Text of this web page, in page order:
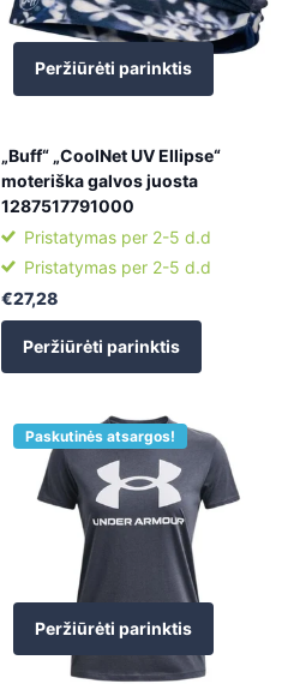
Peržiūrėti parinktis
„Buff“ „CoolNet UV Ellipse“
moteriška galvos juosta
1287517791000
Pristatymas per 2-5 d.d
Pristatymas per 2-5 d.d
€27,28
Peržiūrėti parinktis
Paskutinės atsargos!
Peržiūrėti parinktis